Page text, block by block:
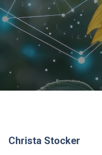
Christa Stocker